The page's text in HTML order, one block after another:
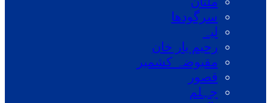
سرگودھا
لیہ
رحیم یار خان
مقبوضہ کشمیر
قصور
جہلم